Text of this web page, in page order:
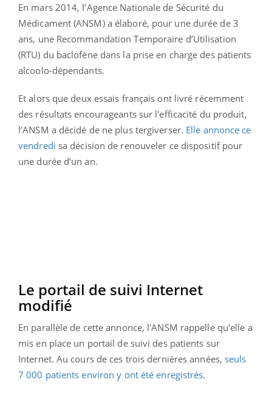
En mars 2014, l’Agence Nationale de Sécurité du
Médicament (ANSM) a élaboré, pour une durée de 3
ans, une Recommandation Temporaire d’Utilisation
(RTU) du baclofène dans la prise en charge des patients
alcoolo-dépendants.
Et alors que deux essais français ont livré récemment
des résultats encourageants sur l'efficacité du produit,
l’ANSM a décidé de ne plus tergiverser. Elle annonce ce
vendredi sa décision de renouveler ce dispositif pour
une durée d’un an.
Le portail de suivi Internet
modifié
En parallèle de cette annonce, l'ANSM rappelle qu'elle a
mis en place un portail de suivi des patients sur
Internet. Au cours de ces trois dernières années, seuls
7 000 patients environ y ont été enregistrés.